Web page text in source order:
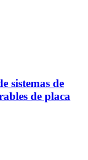
sistemas de
de placa